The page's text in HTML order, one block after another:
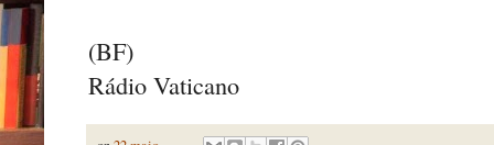
(BF)
Rádio Vaticano